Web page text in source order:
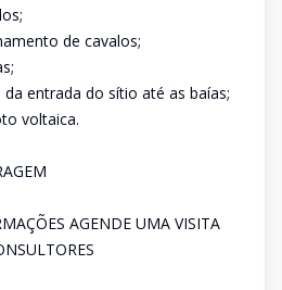
de cavalos;
entrada do sítio até as baías;
voltaica.
AGENDE UMA VISITA